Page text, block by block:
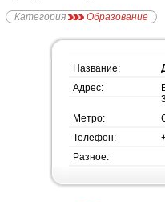
Категория Образование
Название:
Адрес:
Метро:
Телефон:
Разное: